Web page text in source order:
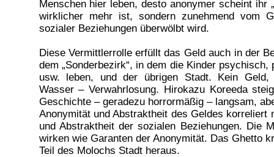
Menschen hier leben, desto anonymer scheint ihr
wirklicher mehr ist, sondern zunehmend vom
sozialer Beziehungen überwölbt wird.
Diese Vermittlerrolle erfüllt das Geld auch in der
dem „Sonderbezirk“, in dem die Kinder
usw. leben, und der übrigen Stadt. Kein
Wasser – Verwahrlosung. Hirokazu Koreeda
Geschichte – geradezu horrormäßig – langsam,
Anonymität und Abstraktheit des Geldes korreliert
und Abstraktheit der sozialen Beziehungen. Die
wirken wie Garanten der Anonymität. Das Ghetto
Teil des Molochs Stadt heraus.